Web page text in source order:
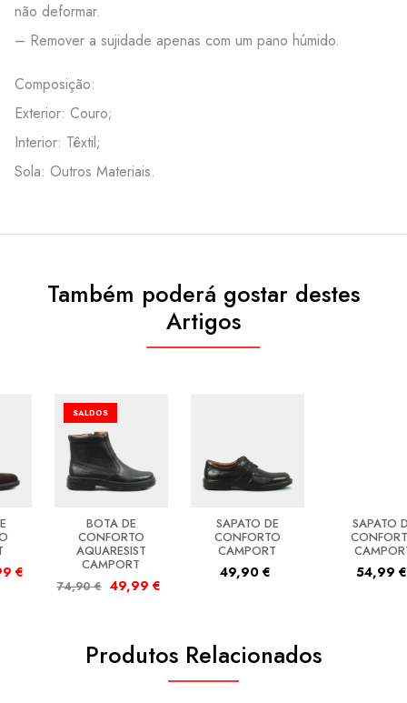
não deformar.
– Remover a sujidade apenas com um pano húmido.
Composição:
Exterior: Couro;
Interior: Têxtil;
Sola: Outros Materiais.
Também poderá gostar destes
Artigos
€
SALDOS
BOTA DE
CONFORTO
AQUARESIST
CAMPORT
74,90€ 49,99 €
SAPATO DE
CONFORTO
CAMPORT
49,90 €
SAPATO
54,99 €
Produtos Relacionados